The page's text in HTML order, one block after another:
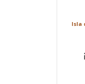
Isla